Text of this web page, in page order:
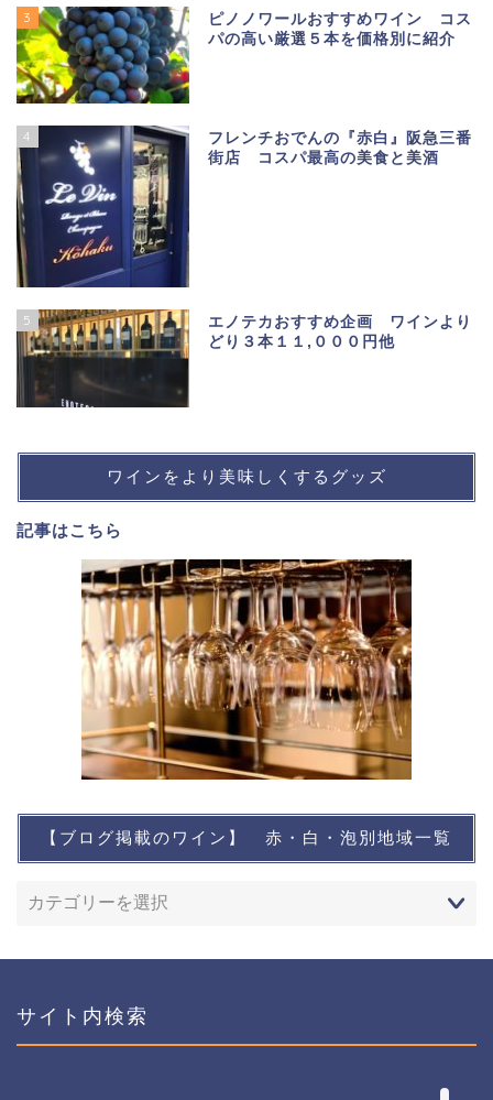
3
ピノノワールおすすめワイン コス
パの高い厳選５本を価格別に紹介
4
フレンチおでんの『赤白』阪急三番
街店 コスパ最高の美食と美酒
5
エノテカおすすめ企画 ワインより
どり３本１１,０００円他
ワインをより美味しくするグッズ
記事はこちら
【ブログ掲載のワイン】 赤・白・泡別地域一覧
サイト内検索
想い出に残るワイン